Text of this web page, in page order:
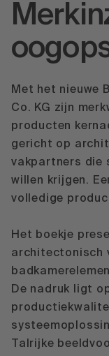
Met het nieuwe
Co. KG zijn
producten
gericht op
vakpartners die
willen krijgen.
volledige
Het boekje
architectonisch
De nadruk ligt
Talrijke